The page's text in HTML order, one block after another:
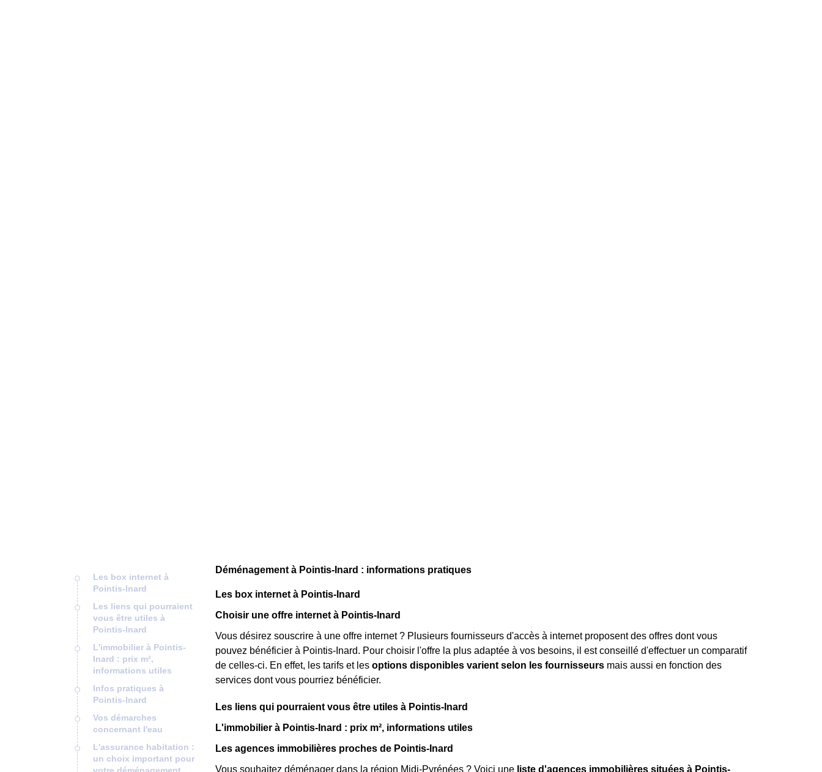
Les box internet à
Pointis-Inard
Les liens qui pourraient
vous être utiles à
Pointis-Inard
L'immobilier à Pointis-
Inard : prix m²,
informations utiles
Infos pratiques à
Pointis-Inard
Vos démarches
concernant l'eau
L'assurance habitation :
un choix important pour
Déménagement à Pointis-Inard : informations pratiques
Les box internet à Pointis-Inard
Choisir une offre internet à Pointis-Inard
Vous désirez souscrire à une offre internet ? Plusieurs fournisseurs d'accès à internet proposent des offres dont vous
pouvez bénéficier à Pointis-Inard. Pour choisir l'offre la plus adaptée à vos besoins, il est conseillé d'effectuer un comparatif
de celles-ci. En effet, les tarifs et les options disponibles varient selon les fournisseurs mais aussi en fonction des
services dont vous pourriez bénéficier.
Les liens qui pourraient vous être utiles à Pointis-Inard
L'immobilier à Pointis-Inard : prix m², informations utiles
Les agences immobilières proches de Pointis-Inard
Vous souhaitez déménager dans la région Midi-Pyrénées ? Voici une liste d'agences immobilières situées à Pointis-